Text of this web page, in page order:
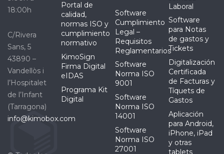
18:00h
C/Rivera
Sans, 5
43890 –
Vandellòs i
l’Hospitalet
de l’Infant
(Tarragona)
info@kimobox.com
Portal de
calidad,
normas ISO y
cumplimiento
normativo
KimoSign
Firma Digital
eIDAS
Programa Kit
Digital
Software
Cumplimiento
Legal –
Requisitos
Reglamentarios
Software
Norma ISO
9001
Software
Norma ISO
14001
Software
Norma ISO
27001
Laboral
Software
para Notas
de gastos y
Tickets
Digitalización
Certificada
de Facturas y
Tíquets de
Gastos
Aplicación
para Android,
iPhone, iPad
y otras
tablets